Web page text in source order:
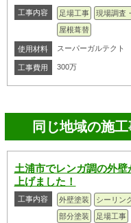
工事内容 足場工事
現場調査
屋根葺替
使用材料 スーパーガルテクト
工事費用 300万
同じ地域の施工
土浦市でレンガ調の外
上げました！
工事内容 外壁塗装
シーリン
部分塗装
足場工事